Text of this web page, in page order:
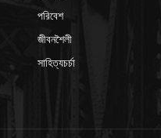
পরিবেশ
জীবনশৈলী
সাহিত্যচর্চা